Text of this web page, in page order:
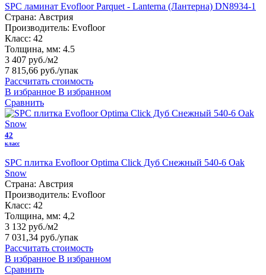
SPC ламинат Evofloor Parquet - Lanterna (Лантерна) DN8934-1
Страна: Австрия
Производитель: Evofloor
Класс: 42
Толщина, мм: 4.5
3 407 руб./м2
7 815,66 руб./упак
Рассчитать стоимость
В избранное В избранном
Сравнить
42
класс
SPC плитка Evofloor Optima Click Дуб Снежный 540-6 Оak
Snow
Страна: Австрия
Производитель: Evofloor
Класс: 42
Толщина, мм: 4,2
3 132 руб./м2
7 031,34 руб./упак
Рассчитать стоимость
В избранное В избранном
Сравнить